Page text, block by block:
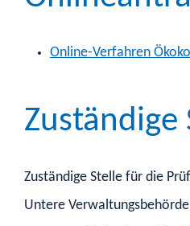
Online-Verfahren
Zuständige
Zuständige Stelle für die
Untere